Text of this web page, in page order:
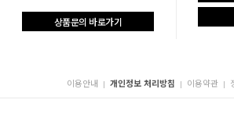
상품문의 바로가기
이용안내 | 개인정보 처리방침 | 이용약관 |